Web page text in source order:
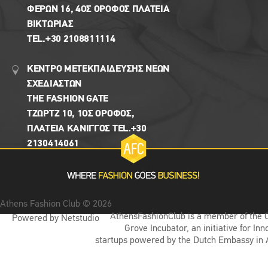
ΦΕΡΏΝ 16, 4ΟΣ ΟΡΟΦΟΣ ΠΛΑΤΕΙΑ
ΒΙΚΤΩΡΊΑΣ
TEL.+30 2108811114
ΚΕΝΤΡΟ ΜΕΤΕΚΠΑΙΔΕΥΣΗΣ ΝΕΩΝ
ΣΧΕΔΙΑΣΤΩΝ
THE FASHION GATE
ΤΖΩΡΤΖ 10, 1ΟΣ ΌΡΟΦΟΣ,
ΠΛΑΤΕΙΑ ΚΑΝΙΓΓΟΣ TEL.+30
2130414061
Athens Fashion Club © 2026
Powered by Netstudio
AthensFashionClub is a member of the
Grove Incubator, an initiative for
startups powered by the Dutch Embassy in